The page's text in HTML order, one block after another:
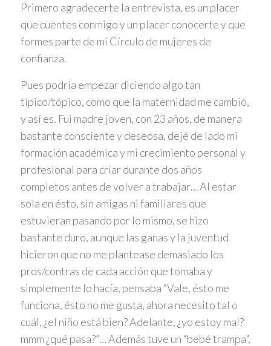
Primero agradecerte la entrevista, es un placer
que cuentes conmigo y un placer conocerte y que
formes parte de mi Círculo de mujeres de
confianza.
Pues podría empezar diciendo algo tan
típico/tópico, como que la maternidad me cambió,
y así es. Fui madre joven, con 23 años, de manera
bastante consciente y deseosa, dejé de lado mi
formación académica y mi crecimiento personal y
profesional para criar durante dos años
completos antes de volver a trabajar… Al estar
sola en ésto, sin amigas ni familiares que
estuvieran pasando por lo mismo, se hizo
bastante duro, aunque las ganas y la juventud
hicieron que no me plantease demasiado los
pros/contras de cada acción que tomaba y
simplemente lo hacía, pensaba “Vale, ésto me
funciona, ésto no me gusta, ahora necesito tal o
cuál, ¿el niño está bien? Adelante, ¿yo estoy mal?
mmm ¿qué pasa?”… Además tuve un “bebé trampa”,